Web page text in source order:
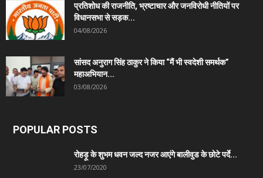
प्रतिशोध की राजनीति, भ्रष्टाचार और जनविरोधी नीतियों पर
विधानसभा से सड़क...
04/08/2026
सांसद अनुराग सिंह ठाकुर ने किया “मैं भी स्वदेशी समर्थक”
महाअभियान...
03/08/2026
POPULAR POSTS
रोहड़ू के शुभम धवन जल्द नजर आएंगे बालीवुड के छोटे पर्दे...
23/07/2020